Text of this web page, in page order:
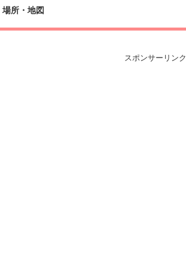
場所・地図
スポンサーリンク